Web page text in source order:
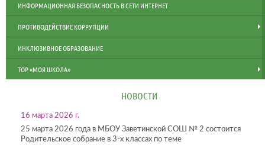
ИНФОРМАЦИОННАЯ БЕЗОПАСНОСТЬ В СЕТИ ИНТЕРНЕТ
ПРОТИВОДЕЙСТВИЕ КОРРУПЦИИ
ИНКЛЮЗИВНОЕ ОБРАЗОВАНИЕ
ТОР «МОЯ ШКОЛА»
НОВОСТИ
16 марта 2026 г.
25 марта 2026 года в МБОУ Заветинской СОШ № 2 состоится
Родительское собрание в 3-х классах по теме